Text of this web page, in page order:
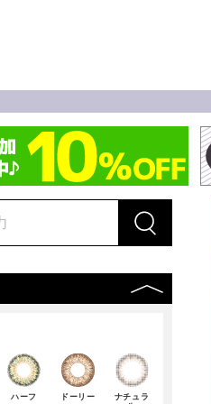
ハーフ ドーリー
ナチュラ